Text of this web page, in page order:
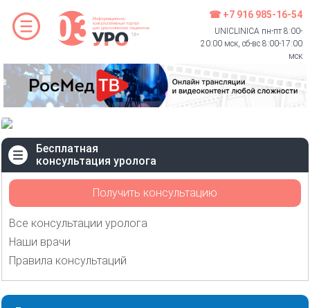
☎ +7 916 985-16-54
UNICLINICA пн-пт 8:00-
20:00 мск, сб-вс 8:00-17:00
мск
Бесплатная
консультация уролога
Получить консультацию
Все консультации уролога
Наши врачи
Правила консультаций